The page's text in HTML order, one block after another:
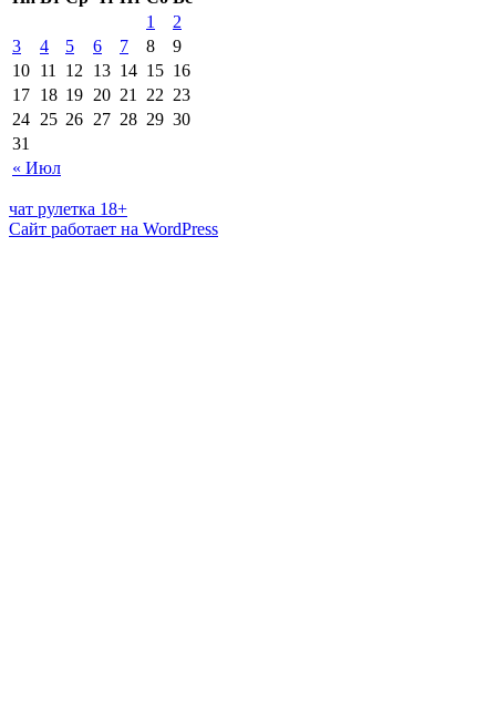
« Июл
1
2
3
4 5 6 7 8
9
10 11 12 13 14 15 16
17 18 19 20 21 22 23
24 25 26 27 28 29 30
31
чат рулетка 18+
Сайт работает на WordPress